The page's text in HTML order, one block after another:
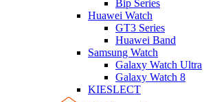
Bip Series
Huawei Watch
GT3 Series
Huawei Band
Samsung Watch
Galaxy Watch Ultra
Galaxy Watch 8
KIESLECT